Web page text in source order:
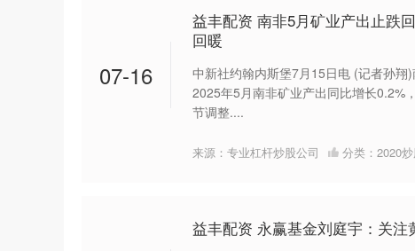
07-16
益丰配资 南非5月矿业产出止跌
回暖
中新社约翰内斯堡7月15日电 (记者孙翔
2025年5月南非矿业产出同比增长0.2%
节调整....
来源：专业杠杆炒股公司 分类： 2020
益丰配资 永赢基金刘庭宇：关